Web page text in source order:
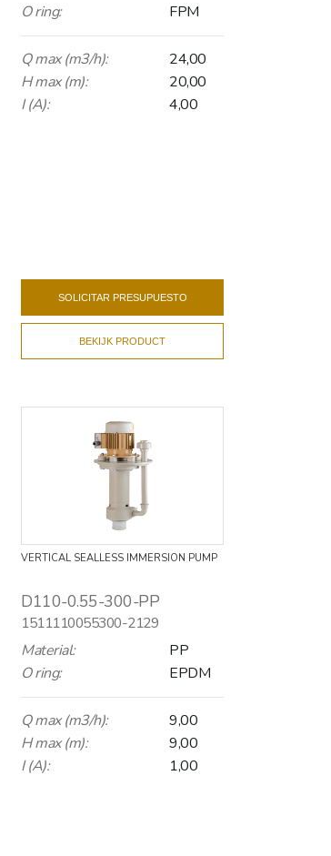
O ring:
FPM
Q max (m3/h):
24,00
H max (m):
20,00
I (A):
4,00
SOLICITAR PRESUPUESTO
BEKIJK PRODUCT
VERTICAL SEALLESS IMMERSION PUMP
D110-0.55-300-PP
1511110055300-2129
Material:
PP
O ring:
EPDM
Q max (m3/h):
9,00
H max (m):
9,00
I (A):
1,00